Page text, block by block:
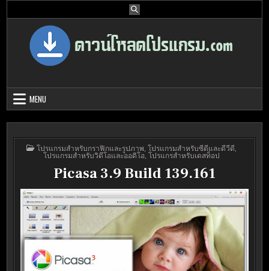
โปรแกรมฟรี
MENU
POSTED
IN
โปรแกรมสำหรับกราฟิกและรูปภาพ โปรแกรมสำหรับซีดีและดีวีดี
โปรแกรมสำหรับวิดีโอและออดิโอ, โปรแกรสำหรับเดสท็อป
Picasa 3.9 Build 139.161